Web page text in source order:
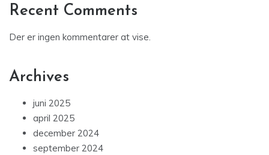
Recent Comments
Der er ingen kommentarer at vise.
Archives
juni 2025
april 2025
december 2024
september 2024